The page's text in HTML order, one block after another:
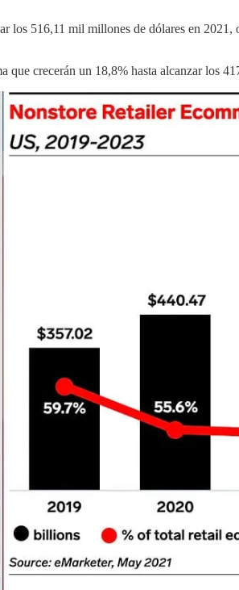
los 516,11 mil millones de dólares en
crecerán un 18,8% hasta alcanzar los